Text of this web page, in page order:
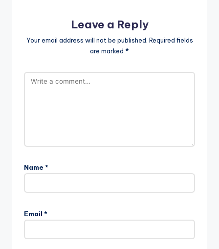
Leave a Reply
Your email address will not be published. Required fields
are marked *
Name *
Email *